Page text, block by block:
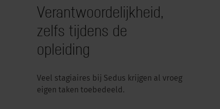
Verantwoordelijkheid,
zelfs tijdens de
opleiding
Veel stagiaires bij Sedus krijgen al vroeg
eigen taken toebedeeld.